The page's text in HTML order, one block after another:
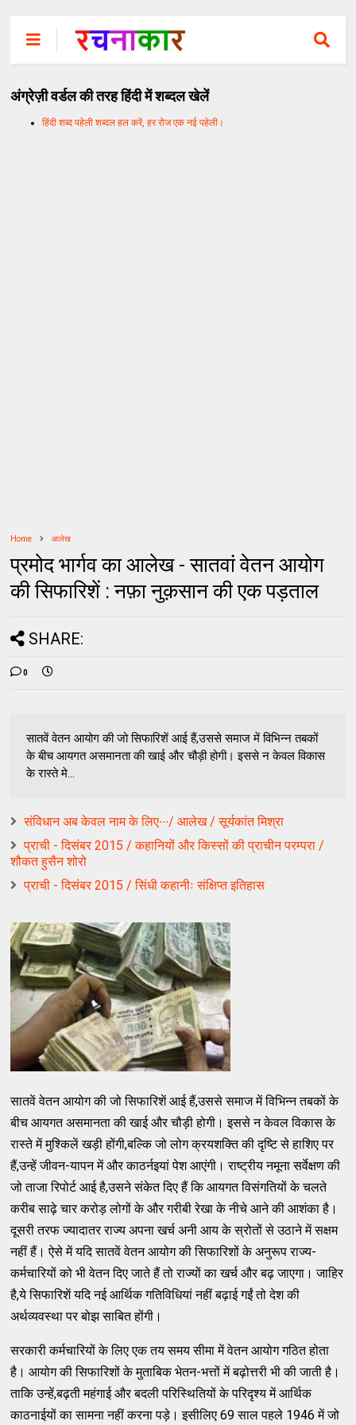
अंग्रेज़ी वर्डल की तरह हिंदी में शब्दल खेलें
हिंदी शब्द पहेली शब्दल हल करें, हर रोज एक नई पहेली।
Home आलेख
प्रमोद भार्गव का आलेख - सातवां वेतन आयोग
की सिफारिशें : नफ़ा नुक़सान की एक पड़ताल
SHARE:
0
सातवें वेतन आयोग की जो सिफारिशें आई हैं,उससे समाज में विभिन्न तबकों
के बीच आयगत असमानता की खाई और चौड़ी होगी। इससे न केवल विकास
के रास्ते मे...
संविधान अब केवल नाम के लिए∙∙∙/ आलेख / सूर्यकांत मिश्रा
प्राची - दिसंबर 2015 / कहानियों और किस्सों की प्राचीन परम्परा /
शौकत हुसैन शोरो
प्राची - दिसंबर 2015 / सिंधी कहानीः संक्षिप्त इतिहास
सातवें वेतन आयोग की जो सिफारिशें आई हैं,उससे समाज में विभिन्न तबकों के
बीच आयगत असमानता की खाई और चौड़ी होगी। इससे न केवल विकास के
रास्ते में मुश्किलें खड़ी होंगी,बल्कि जो लोग क्रयशक्ति की दृष्टि से हाशिए पर
हैं,उन्हें जीवन-यापन में और काठर्नइयां पेश आएंगी। राष्ट्रीय नमूना सर्वेक्षण की
जो ताजा रिपोर्ट आई है,उसने संकेत दिए हैं कि आयगत विसंगतियों के चलते
करीब साढ़े चार करोड़ लोगों के और गरीबी रेखा के नीचे आने की आशंका है।
दूसरी तरफ ज्यादातर राज्य अपना खर्च अनी आय के स्रोतों से उठाने में सक्षम
नहीं हैं। ऐसे में यदि सातवें वेतन आयोग की सिफारिशों के अनुरूप राज्य-
कर्मचारियों को भी वेतन दिए जाते हैं तो राज्यों का खर्च और बढ़ जाएगा। जाहिर
है,ये सिफारिशें यदि नई आर्थिक गतिविधियां नहीं बढ़ाई गईं तो देश की
अर्थव्यवस्था पर बोझ साबित होंगी।
सरकारी कर्मचारियों के लिए एक तय समय सीमा में वेतन आयोग गठित होता
है। आयोग की सिफारिशों के मुताबिक भेतन-भत्तों में बढ़ोत्तरी भी की जाती है।
ताकि उन्हें,बढ़ती महंगाई और बदली परिस्थितियों के परिदृश्य में आर्थिक
काठनाईयों का सामना नहीं करना पड़े। इसीलिए 69 साल पहले 1946 में जो